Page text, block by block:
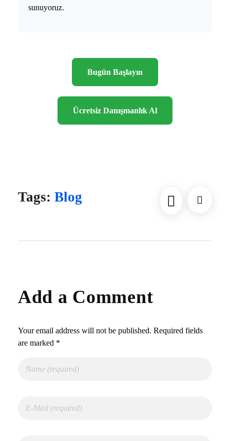
sunuyoruz.
Bugün Başlayın
Ücretsiz Danışmanlık Al
Tags: Blog
Add a Comment
Your email address will not be published. Required fields
are marked *